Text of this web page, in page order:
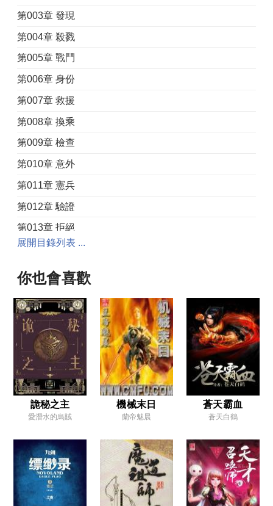
第003章 發現
第004章 殺戮
第005章 戰鬥
第006章 身份
第007章 救援
第008章 換乘
第009章 檢查
第010章 意外
第011章 憲兵
第012章 驗證
第013章 拒絕
第014章 送別
第015章 危機
第017章 激戰
第018章 連殺
第019章 絕殺
第020章 發現
第021章 疑惑
第022章 原由
第023章 再襲
第024章 生死
第025章 滅跡
第026章 回家
展開目錄列表 ...
你也會喜歡
詭秘之主
愛潛水的烏賊
機械末日
蘭帝魅晨
蒼天霸血
蒼天白鶴